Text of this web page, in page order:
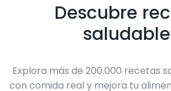
Descubre
Explora más de 200.000 recetas
con comida real y mejora tu